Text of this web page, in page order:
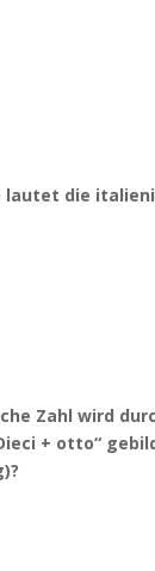
lautet die
Zahl wird
+ otto“